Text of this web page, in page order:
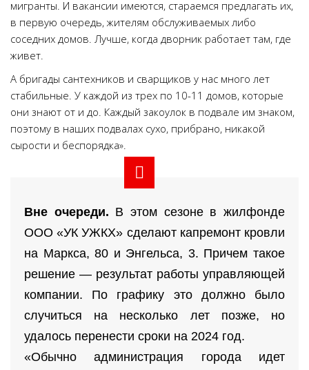
мигранты. И вакансии имеются, стараемся предлагать их,
в первую очередь, жителям обслуживаемых либо
соседних домов. Лучше, когда дворник работает там, где
живет.
А бригады сантехников и сварщиков у нас много лет
стабильные. У каждой из трех по 10-11 домов, которые
они знают от и до. Каждый закоулок в подвале им знаком,
поэтому в наших подвалах сухо, прибрано, никакой
сырости и беспорядка».
Вне очереди. В этом сезоне в жилфонде
ООО «УК УЖКХ» сделают капремонт кровли
на Маркса, 80 и Энгельса, 3. Причем такое
решение — результат работы управляющей
компании. По графику это должно было
случиться на несколько лет позже, но
удалось перенести сроки на 2024 год.
«Обычно администрация города идет